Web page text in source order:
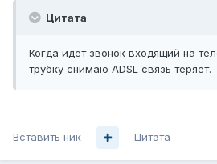
Цитата
Когда идет звонок входящий на
трубку снимаю ADSL связь теряет.
Вставить ник Цитата